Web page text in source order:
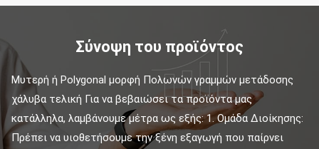
Σύνοψη του προϊόντος
Μυτερή ή Polygonal μορφή Πολωνών γραμμών μετάδοσης
χάλυβα τελική Για να βεβαιώσει τα προϊόντα μας
κατάλληλα, λαμβάνουμε μέτρα ως εξής: 1. Ομάδα Διοίκησης:
Πρέπει να υιοθετήσουμε την ξένη εξαγωγή που παίρνει